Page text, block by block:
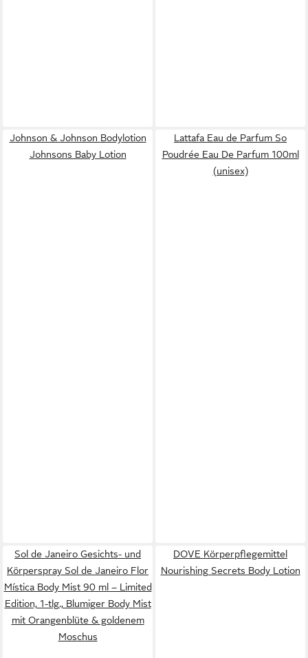
Johnson & Johnson Bodylotion
Johnsons Baby Lotion
Lattafa Eau de Parfum So
Poudrée Eau De Parfum 100ml
(unisex)
Sol de Janeiro Gesichts- und
Körperspray Sol de Janeiro Flor
Mística Body Mist 90 ml – Limited
Edition, 1-tlg., Blumiger Body Mist
mit Orangenblüte & goldenem
Moschus
DOVE Körperpflegemittel
Nourishing Secrets Body Lotion